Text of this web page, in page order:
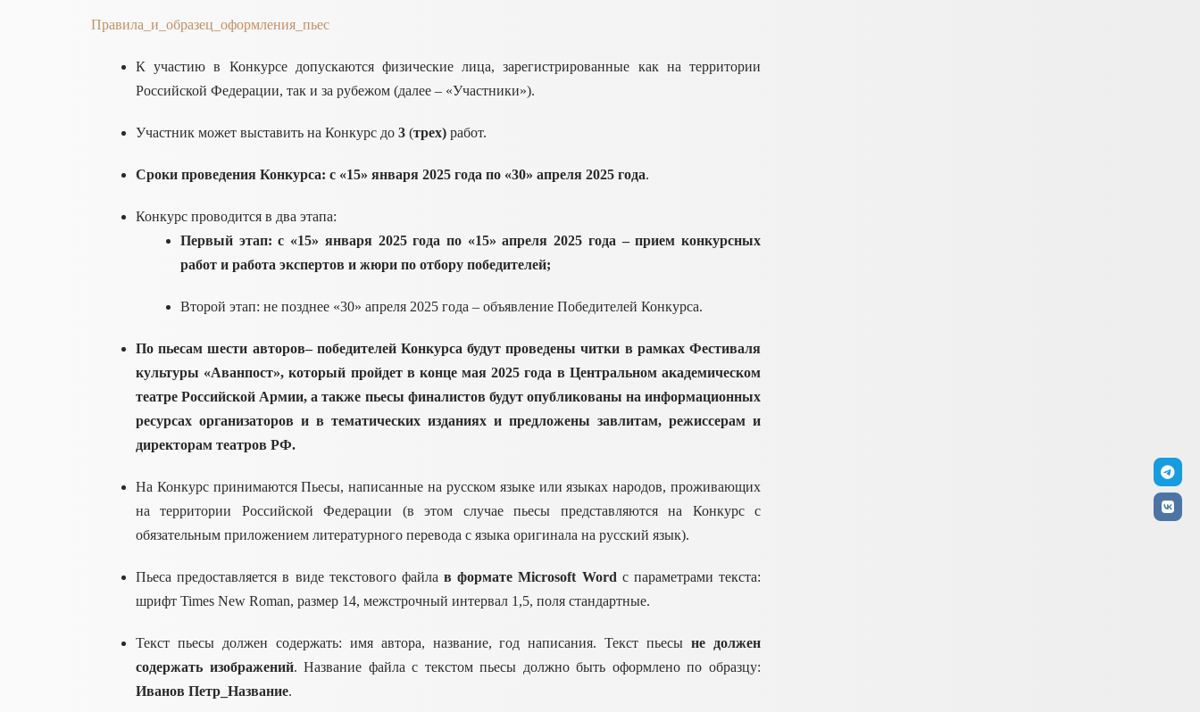
Правила_и_образец_оформления_пьес
К участию в Конкурсе допускаются физические лица, зарегистрированные как на территории
Российской Федерации, так и за рубежом (далее – «Участники»).
Участник может выставить на Конкурс до 3 (трех) работ.
Сроки проведения Конкурса: с «15» января 2025 года по «30» апреля 2025 года.
Конкурс проводится в два этапа:
Первый этап: с «15» января 2025 года по «15» апреля 2025 года – прием конкурсных
работ и работа экспертов и жюри по отбору победителей;
Второй этап: не позднее «30» апреля 2025 года – объявление Победителей Конкурса.
По пьесам шести авторов– победителей Конкурса будут проведены читки в рамках Фестиваля
культуры «Аванпост», который пройдет в конце мая 2025 года в Центральном академическом
театре Российской Армии, а также пьесы финалистов будут опубликованы на информационных
ресурсах организаторов и в тематических изданиях и предложены завлитам, режиссерам и
директорам театров РФ.
На Конкурс принимаются Пьесы, написанные на русском языке или языках народов, проживающих
на территории Российской Федерации (в этом случае пьесы представляются на Конкурс с
обязательным приложением литературного перевода с языка оригинала на русский язык).
Пьеса предоставляется в виде текстового файла в формате Microsoft Word с параметрами текста:
шрифт Times New Roman, размер 14, межстрочный интервал 1,5, поля стандартные.
Текст пьесы должен содержать: имя автора, название, год написания. Текст пьесыне должен
содержать изображений. Название файла с текстом пьесы должно быть оформлено по образцу:
Иванов Петр_Название.